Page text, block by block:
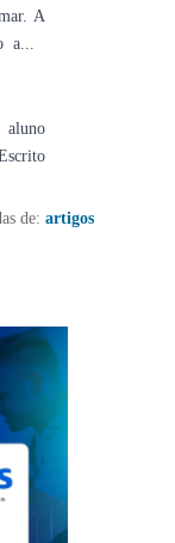
A
a...
de: artigos